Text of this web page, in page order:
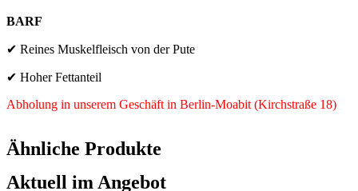
BARF
✔ Reines Muskelfleisch von der Pute
✔ Hoher Fettanteil
Abholung in unserem Geschäft in Berlin-Moabit (Kirchstraße 18)
Ähnliche Produkte
Aktuell im Angebot